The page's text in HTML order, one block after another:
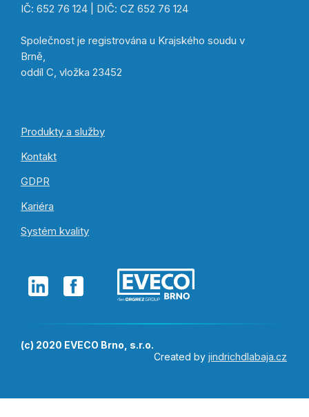
IČ: 652 76 124 | DIČ: CZ 652 76 124
Společnost je registrována u Krajského soudu v
Brně,
oddíl C, vložka 23452
Produkty a služby
Kontakt
GDPR
Kariéra
Systém kvality
(c) 2020 EVECO Brno, s.r.o.
Created by jindrichdlabaja.cz